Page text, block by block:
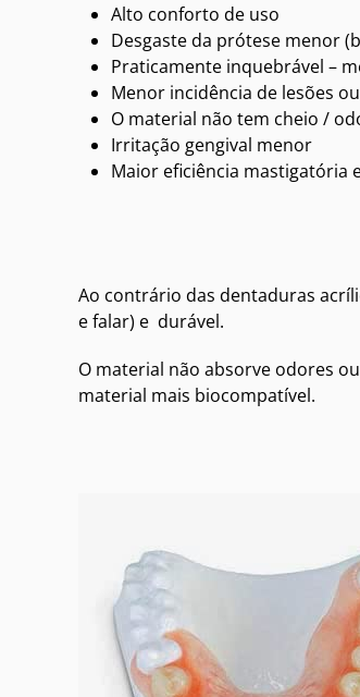
Alto conforto de uso
Desgaste da prótese menor
Praticamente inquebrável –
Menor incidência de lesões
O material não tem cheio /
Irritação gengival menor
Maior eficiência mastigatória
Ao contrário das dentaduras
e falar) e durável.
O material não absorve odores
material mais biocompatível.